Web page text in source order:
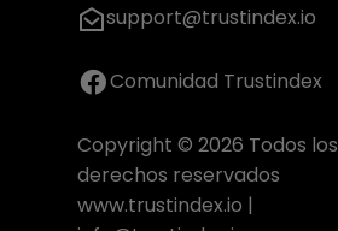
support@trustindex.io
Comunidad Trustindex
Copyright © 2026 Todos los
derechos reservados
www.trustindex.io |